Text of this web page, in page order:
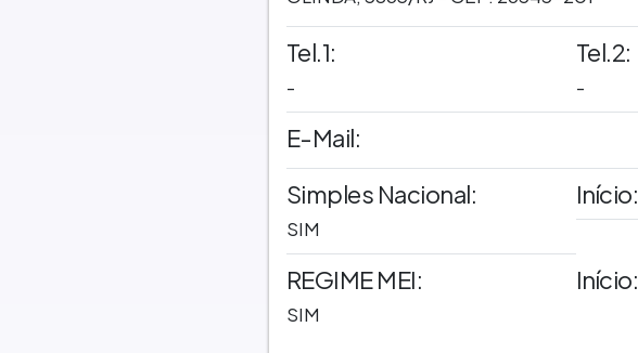
Tel.1:
-
Tel.2:
-
E-Mail:
Simples Nacional:
SIM
Início:
REGIME MEI:
SIM
Início: